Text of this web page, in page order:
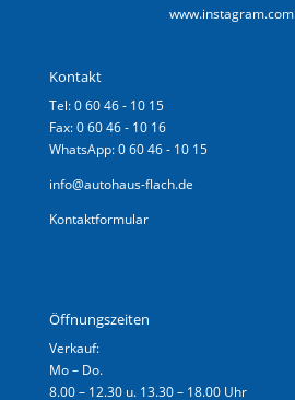
www.instagram.com
Kontakt
Tel: 0 60 46 - 10 15
Fax: 0 60 46 - 10 16
WhatsApp: 0 60 46 - 10 15
info@autohaus-flach.de
Kontaktformular
Öffnungszeiten
Verkauf:
Mo – Do.
8.00 – 12.30 u. 13.30 – 18.00 Uhr